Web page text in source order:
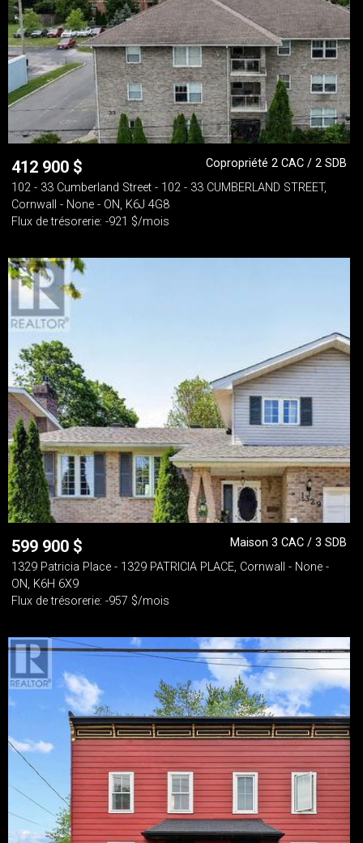
412 900 $
Copropriété 2 CAC / 2 SDB
102 - 33 Cumberland Street - 102 - 33 CUMBERLAND STREET,
Cornwall - None - ON, K6J 4G8
Flux de trésorerie: -921 $/mois
599 900 $
Maison 3 CAC / 3 SDB
1329 Patricia Place - 1329 PATRICIA PLACE, Cornwall - None -
ON, K6H 6X9
Flux de trésorerie: -957 $/mois